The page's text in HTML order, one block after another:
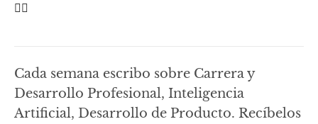
🤦‍♂️
Cada semana escribo sobre Carrera y
Desarrollo Profesional, Inteligencia
Artificial, Desarrollo de Producto. Recíbelos